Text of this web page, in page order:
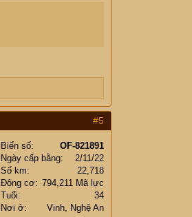
#5
Biển số
OF-821891
Ngày cấp bằng
2/11/22
Số km
22,718
Động cơ
794,211 Mã lực
Tuổi
34
Nơi ở
Vinh, Nghệ An